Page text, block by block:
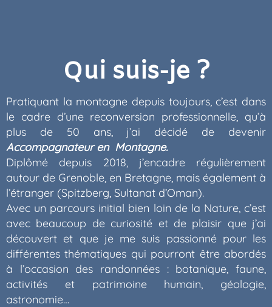
Qui suis-je ?
Pratiquant la montagne depuis toujours, c’est dans
le cadre d’une reconversion professionnelle, qu’à
plus de 50 ans, j’ai décidé de devenir
Accompagnateur en Montagne.
Diplômé depuis 2018, j’encadre régulièrement
autour de Grenoble, en Bretagne, mais également à
l’étranger (Spitzberg, Sultanat d’Oman).
Avec un parcours initial bien loin de la Nature, c’est
avec beaucoup de curiosité et de plaisir que j’ai
découvert et que je me suis passionné pour les
différentes thématiques qui pourront être abordés
à l’occasion des randonnées : botanique, faune,
activités et patrimoine humain, géologie,
astronomie…